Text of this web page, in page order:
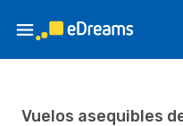
Vuelos asequibles